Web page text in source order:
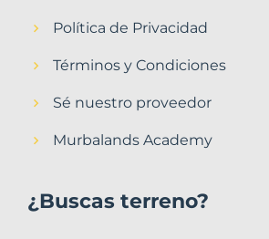
Política de Privacidad
Términos y Condiciones
Sé nuestro proveedor
Murbalands Academy
¿Buscas terreno?